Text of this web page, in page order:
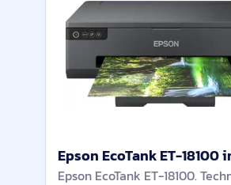
Epson EcoTank ET-18100.